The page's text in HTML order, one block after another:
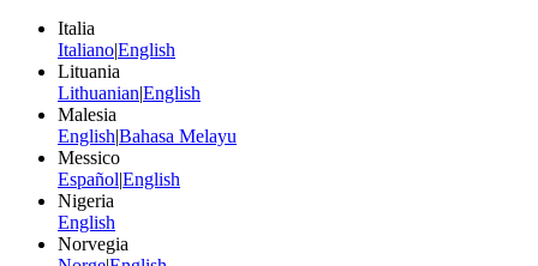
Italia
Italiano|English
Lituania
Lithuanian|English
Malesia
English|Bahasa Melayu
Messico
Español|English
Nigeria
English
Norvegia